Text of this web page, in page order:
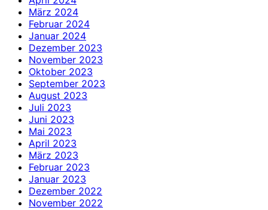
März 2024
Februar 2024
Januar 2024
Dezember 2023
November 2023
Oktober 2023
September 2023
August 2023
Juli 2023
Juni 2023
Mai 2023
April 2023
März 2023
Februar 2023
Januar 2023
Dezember 2022
November 2022